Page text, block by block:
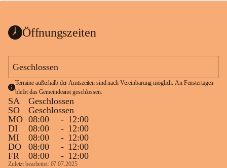
ht
1 Seite•0,1 MB
Öffnungszeiten
Geschlossen
Termine außerhalb der Amtszeiten sind nach Vereinbarung möglich. An Fenstertagen
bleibt das Gemeindeamt geschlossen.
SA
Geschlossen
SO
Geschlossen
MO 08:00 - 12:00
DI
08:00 - 12:00
MI
08:00 - 12:00
DO
08:00 - 12:00
FR
08:00 - 12:00
Zuletzt bearbeitet: 07.07.2025